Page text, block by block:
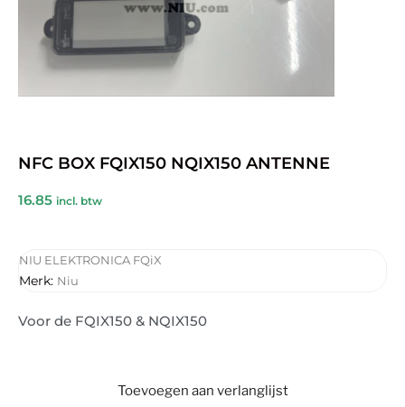
NFC BOX FQIX150 NQIX150 ANTENNE
16.85 incl. btw
NIU ELEKTRONICA FQiX
Merk: Niu
Voor de FQIX150 & NQIX150
Toevoegen aan verlanglijst